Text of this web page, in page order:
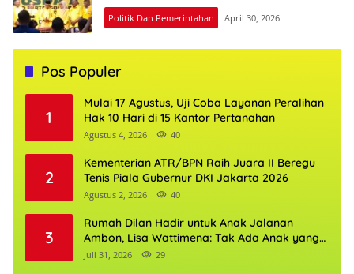
Politik Dan Pemerintahan April 30, 2026
Pos Populer
1
Mulai 17 Agustus, Uji Coba Layanan Peralihan
Hak 10 Hari di 15 Kantor Pertanahan
Agustus 4, 2026 40
2
Kementerian ATR/BPN Raih Juara II Beregu
Tenis Piala Gubernur DKI Jakarta 2026
Agustus 2, 2026 40
3
Rumah Dilan Hadir untuk Anak Jalanan
Ambon, Lisa Wattimena: Tak Ada Anak yang
Boleh Kehilangan Masa Depannya
Juli 31, 2026 29